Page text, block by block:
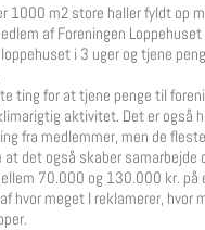
1000 m2 store haller fyldt op
af Foreningen
i 3 uger og tjene
ting for at tjene penge til
aktivitet. Det er også
fra medlemmer, men de
at det også skaber samarbejde
70.000 og 130.000 kr. på
hvor meget I reklamerer, hvor